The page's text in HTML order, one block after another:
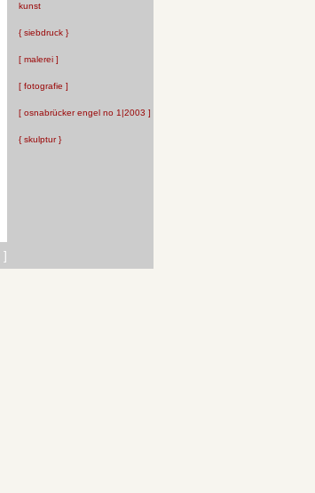
kunst
{ siebdruck }
[ malerei ]
[ fotografie ]
[ osnabrücker engel no 1|2003 ]
{ skulptur }
]